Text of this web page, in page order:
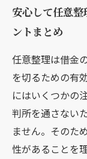
安心して任意
ントまとめ
任意整理は借金
を切るための有
にはいくつかの
判所を通さない
ません。そのた
性があることを